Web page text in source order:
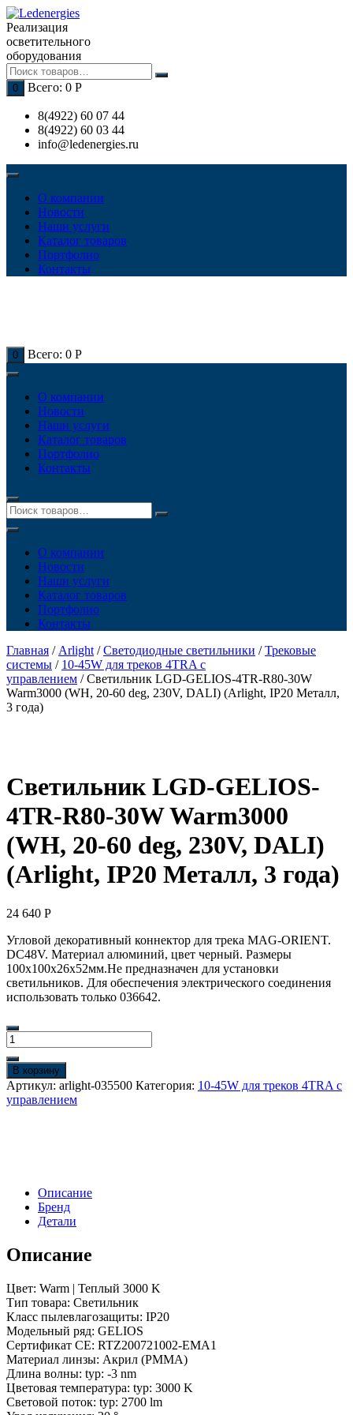
Перейти
к
содержимому
Реализация
осветительного
оборудования
0 Всего: 0 Р
8(4922) 60 07 44
8(4922) 60 03 44
info@ledenergies.ru
О компании
Новости
Наши услуги
Каталог товаров
Портфолио
Контакты
0 Всего: 0 Р
О компании
Новости
Наши услуги
Каталог товаров
Портфолио
Контакты
О компании
Новости
Наши услуги
Каталог товаров
Портфолио
Контакты
Главная / Arlight /Светодиодные светильники /Трековые
системы / 10-45W для треков 4TRA с
управлением / Светильник LGD-GELIOS-4TR-R80-30W
Warm3000 (WH, 20-60 deg, 230V, DALI) (Arlight, IP20 Металл,
3 года)
Светильник LGD-GELIOS-
4TR-R80-30W Warm3000
(WH, 20-60 deg, 230V, DALI)
(Arlight, IP20 Металл, 3 года)
24 640 Р
Угловой декоративный коннектор для трека MAG-ORIENT.
DC48V. Материал алюминий, цвет черный. Размеры
100x100x26x52мм.Не предназначен для установки
светильников. Для обеспечения электрического соединения
использовать только 036642.
Количество
товара
Светильник
LGD-
GELIOS-
4TR-
deg,
230V,
(Arlight,
IP20
3
года)
В корзину
Артикул: arlight-035500 Категория: 10-45W для треков 4TRA с
управлением
Описание
Бренд
Детали
Описание
Цвет: Warm | Теплый 3000 K
Тип товара: Светильник
Класс пылевлагозащиты: IP20
Модельный ряд: GELIOS
Сертификат CE: RTZ200721002-EMA1
Материал линзы: Акрил (PMMA)
Длина волны: typ: -3 nm
Цветовая температура: typ: 3000 K
Световой поток: typ: 2700 lm